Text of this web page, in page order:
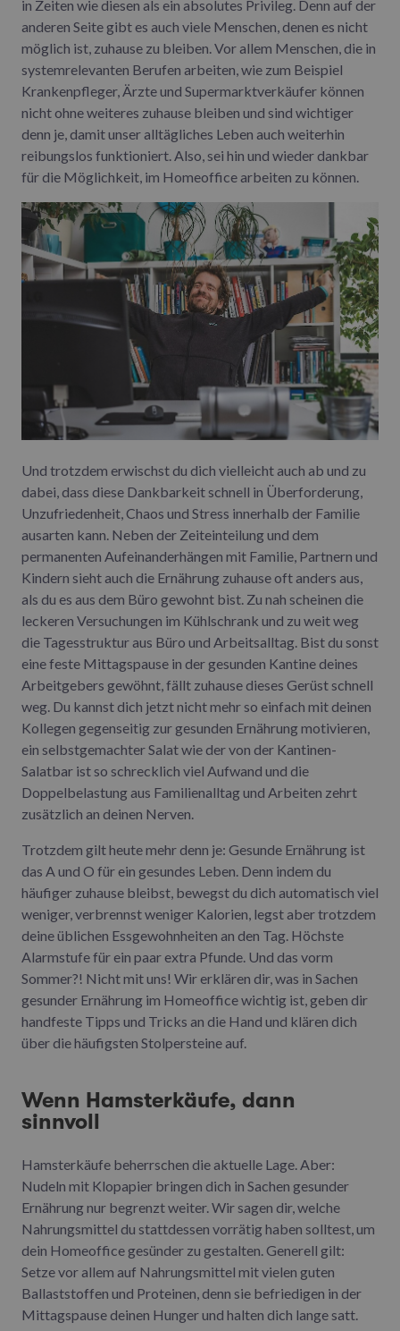
in Zeiten wie diesen als ein absolutes Privileg. Denn auf der
anderen Seite gibt es auch viele Menschen, denen es nicht
möglich ist, zuhause zu bleiben. Vor allem Menschen, die in
systemrelevanten Berufen arbeiten, wie zum Beispiel
Krankenpfleger, Ärzte und Supermarktverkäufer können
nicht ohne weiteres zuhause bleiben und sind wichtiger
denn je, damit unser alltägliches Leben auch weiterhin
reibungslos funktioniert. Also, sei hin und wieder dankbar
für die Möglichkeit, im Homeoffice arbeiten zu können.
Und trotzdem erwischst du dich vielleicht auch ab und zu
dabei, dass diese Dankbarkeit schnell in Überforderung,
Unzufriedenheit, Chaos und Stress innerhalb der Familie
ausarten kann. Neben der Zeiteinteilung und dem
permanenten Aufeinanderhängen mit Familie, Partnern und
Kindern sieht auch die Ernährung zuhause oft anders aus,
als du es aus dem Büro gewohnt bist. Zu nah scheinen die
leckeren Versuchungen im Kühlschrank und zu weit weg
die Tagesstruktur aus Büro und Arbeitsalltag. Bist du sonst
eine feste Mittagspause in der gesunden Kantine deines
Arbeitgebers gewöhnt, fällt zuhause dieses Gerüst schnell
weg. Du kannst dich jetzt nicht mehr so einfach mit deinen
Kollegen gegenseitig zur gesunden Ernährung motivieren,
ein selbstgemachter Salat wie der von der Kantinen-
Salatbar ist so schrecklich viel Aufwand und die
Doppelbelastung aus Familienalltag und Arbeiten zehrt
zusätzlich an deinen Nerven.
Trotzdem gilt heute mehr denn je: Gesunde Ernährung ist
das A und O für ein gesundes Leben. Denn indem du
häufiger zuhause bleibst, bewegst du dich automatisch viel
weniger, verbrennst weniger Kalorien, legst aber trotzdem
deine üblichen Essgewohnheiten an den Tag. Höchste
Alarmstufe für ein paar extra Pfunde. Und das vorm
Sommer?! Nicht mit uns! Wir erklären dir, was in Sachen
gesunder Ernährung im Homeoffice wichtig ist, geben dir
handfeste Tipps und Tricks an die Hand und klären dich
über die häufigsten Stolpersteine auf.
Wenn Hamsterkäufe, dann
sinnvoll
Hamsterkäufe beherrschen die aktuelle Lage. Aber:
Nudeln mit Klopapier bringen dich in Sachen gesunder
Ernährung nur begrenzt weiter. Wir sagen dir, welche
Nahrungsmittel du stattdessen vorrätig haben solltest, um
dein Homeoffice gesünder zu gestalten. Generell gilt:
Setze vor allem auf Nahrungsmittel mit vielen guten
Ballaststoffen und Proteinen, denn sie befriedigen in der
Mittagspause deinen Hunger und halten dich lange satt.